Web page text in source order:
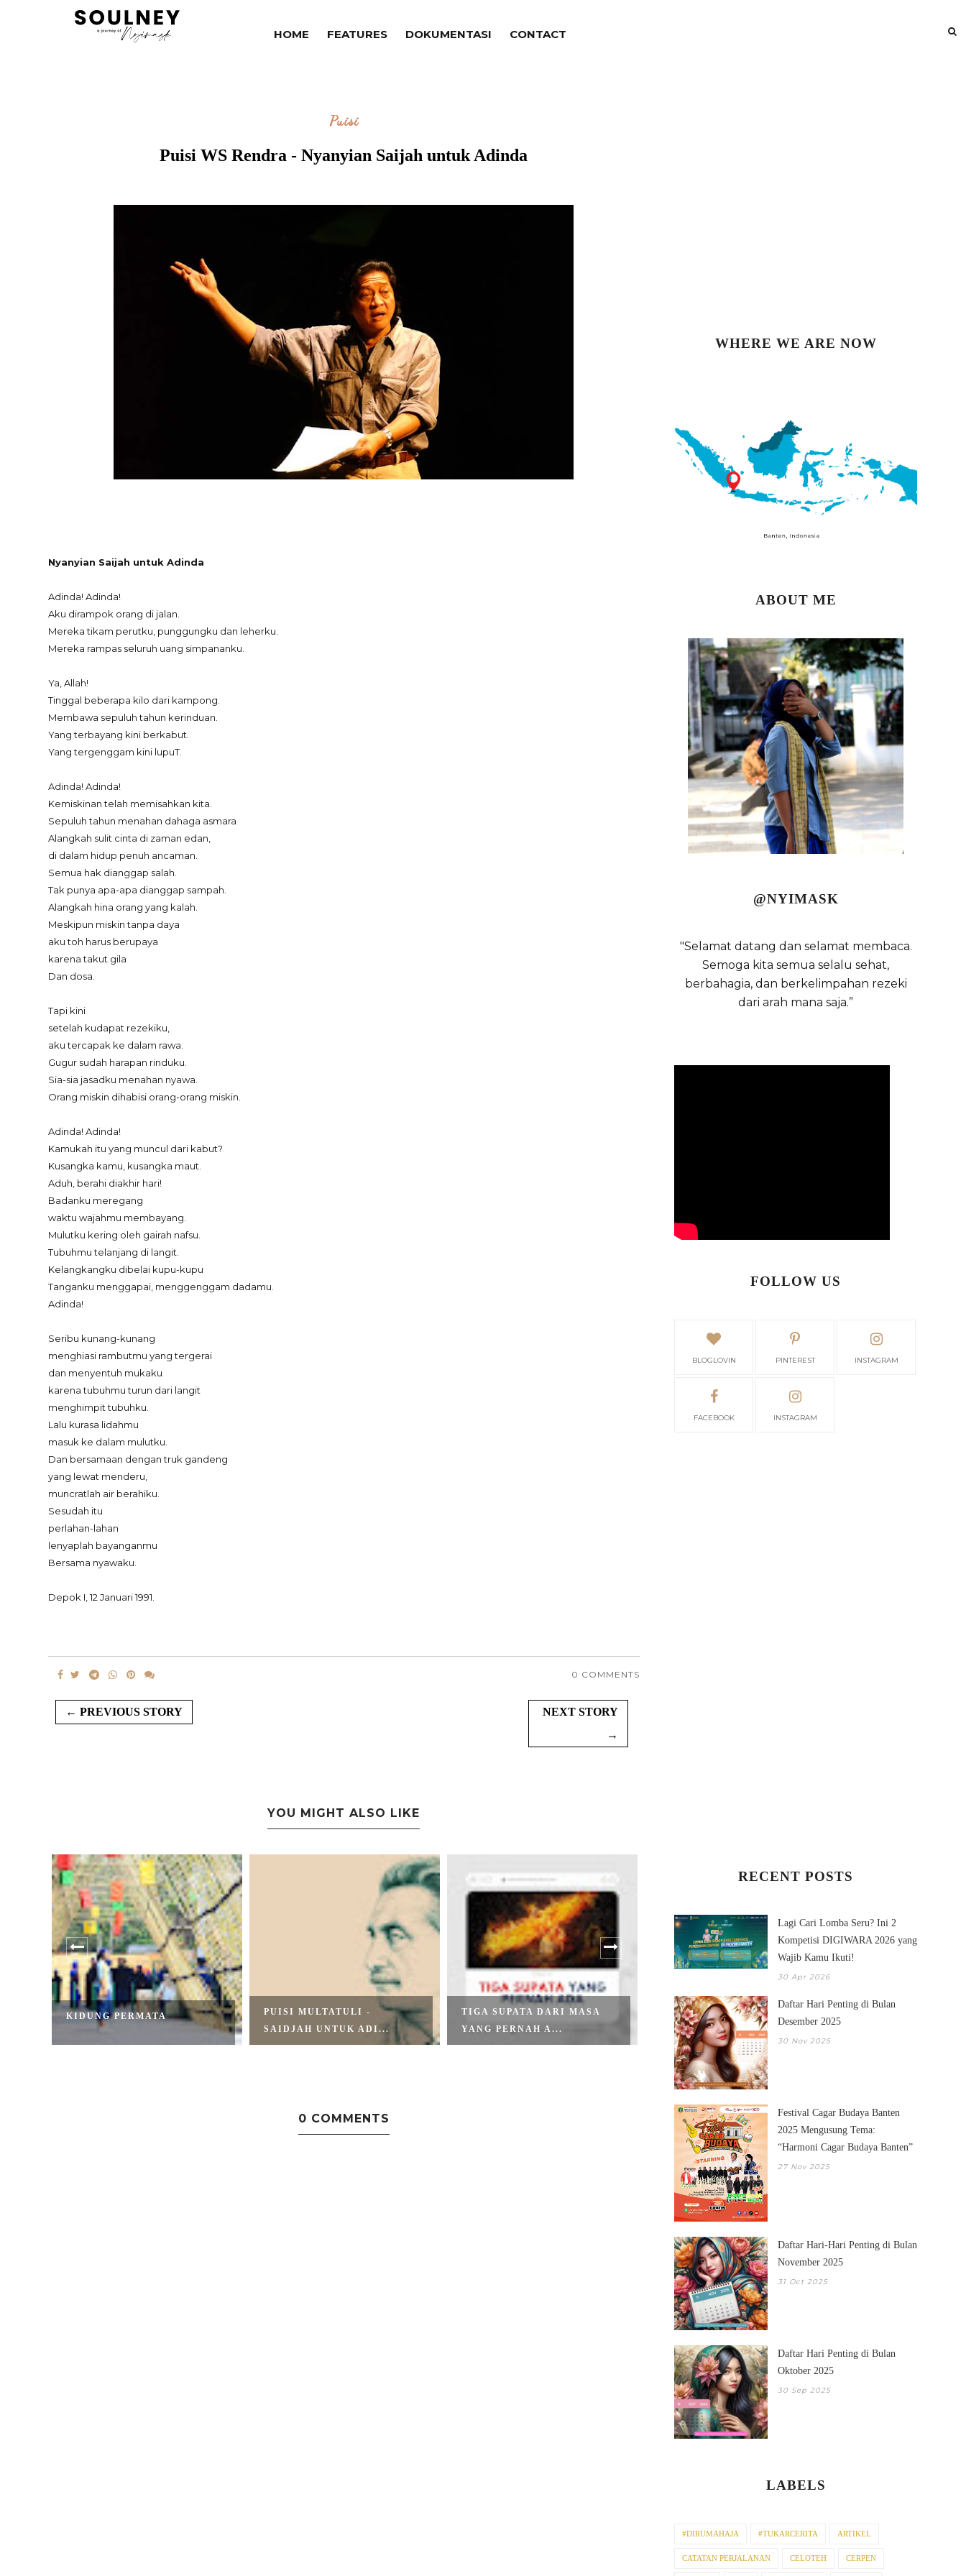
HOME FEATURES DOKUMENTASI CONTACT
Puisi
Puisi WS Rendra - Nyanyian Saijah untuk Adinda
Nyanyian Saijah untuk Adinda
Adinda! Adinda!
Aku dirampok orang di jalan.
Mereka tikam perutku, punggungku dan leherku.
Mereka rampas seluruh uang simpananku.
Ya, Allah!
Tinggal beberapa kilo dari kampong.
Membawa sepuluh tahun kerinduan.
Yang terbayang kini berkabut.
Yang tergenggam kini lupuT.
Adinda! Adinda!
Kemiskinan telah memisahkan kita.
Sepuluh tahun menahan dahaga asmara
Alangkah sulit cinta di zaman edan,
di dalam hidup penuh ancaman.
Semua hak dianggap salah.
Tak punya apa-apa dianggap sampah.
Alangkah hina orang yang kalah.
Meskipun miskin tanpa daya
aku toh harus berupaya
karena takut gila
Dan dosa.
Tapi kini
setelah kudapat rezekiku,
aku tercapak ke dalam rawa.
Gugur sudah harapan rinduku.
Sia-sia jasadku menahan nyawa.
Orang miskin dihabisi orang-orang miskin.
Adinda! Adinda!
Kamukah itu yang muncul dari kabut?
Kusangka kamu, kusangka maut.
Aduh, berahi diakhir hari!
Badanku meregang
waktu wajahmu membayang.
Mulutku kering oleh gairah nafsu.
Tubuhmu telanjang di langit.
Kelangkangku dibelai kupu-kupu
Tanganku menggapai, menggenggam dadamu.
Adinda!
Seribu kunang-kunang
menghiasi rambutmu yang tergerai
dan menyentuh mukaku
karena tubuhmu turun dari langit
menghimpit tubuhku.
Lalu kurasa lidahmu
masuk ke dalam mulutku.
Dan bersamaan dengan truk gandeng
yang lewat menderu,
muncratlah air berahiku.
Sesudah itu
perlahan-lahan
lenyaplah bayanganmu
Bersama nyawaku.
Depok I, 12 Januari 1991.
0 COMMENTS
← PREVIOUS STORY
NEXT STORY
→
YOU MIGHT ALSO LIKE
KIDUNG PERMATA
PUISI MULTATULI -
SAIDJAH UNTUK ADI...
TIGA SUPATA DARI MASA
YANG PERNAH A...
SAMOJA
0 COMMENTS
WHERE WE ARE NOW
ABOUT ME
@NYIMASK
"Selamat datang dan selamat membaca.
Semoga kita semua selalu sehat,
berbahagia, dan berkelimpahan rezeki
dari arah mana saja.”
FOLLOW US
BLOGLOVIN PINTEREST INSTAGRAM
FACEBOOK INSTAGRAM
RECENT POSTS
Lagi Cari Lomba Seru? Ini 2
Kompetisi DIGIWARA 2026 yang
Wajib Kamu Ikuti!
30 Apr 2026
Daftar Hari Penting di Bulan
Desember 2025
30 Nov 2025
Festival Cagar Budaya Banten
2025 Mengusung Tema:
“Harmoni Cagar Budaya Banten”
27 Nov 2025
Daftar Hari-Hari Penting di Bulan
November 2025
31 Oct 2025
Daftar Hari Penting di Bulan
Oktober 2025
30 Sep 2025
LABELS
#DIRUMAHAJA #TUKARCERITA ARTIKEL
CATATAN PERJALANAN CELOTEH CERPEN